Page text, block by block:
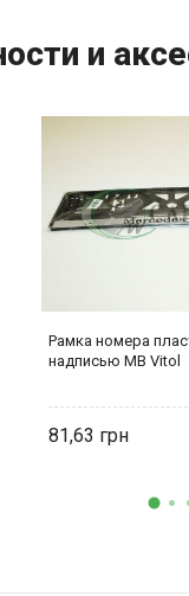
и
Рамка номера
надписью MB Vitol
81,63